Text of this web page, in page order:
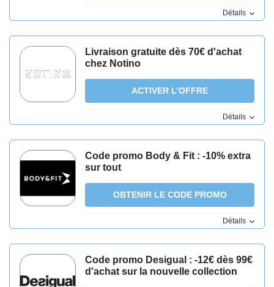
Détails
Livraison gratuite dès 70€ d'achat
chez Notino
ACTIVER L’OFFRE
Détails
Code promo Body & Fit : -10% extra
sur tout
OBTENIR LE CODE PROMO
Détails
Code promo Desigual : -12€ dès 99€
d'achat sur la nouvelle collection